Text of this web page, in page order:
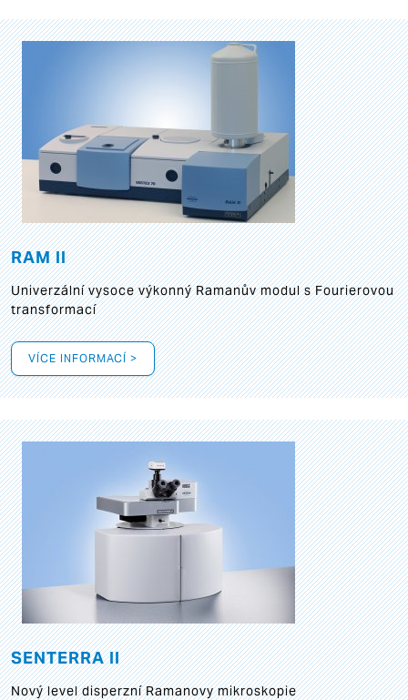
RAM II
Univerzální vysoce výkonný Ramanův modul s Fourierovou
transformací
VÍCE INFORMACÍ >
SENTERRA II
Nový level disperzní Ramanovy mikroskopie